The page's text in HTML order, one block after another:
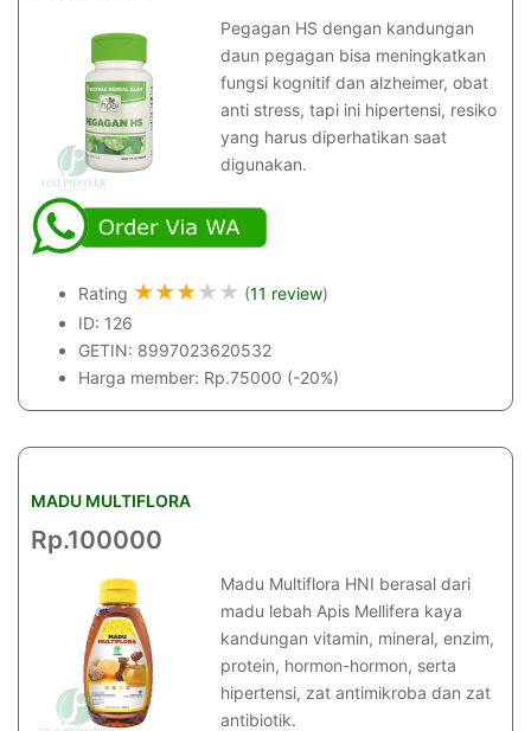
Pegagan HS dengan kandungan
daun pegagan bisa meningkatkan
fungsi kognitif dan alzheimer, obat
anti stress, tapi ini hipertensi, resiko
yang harus diperhatikan saat
digunakan.
Rating ★★★★★ (11 review)
ID: 126
GETIN: 8997023620532
Harga member: Rp.75000 (-20%)
MADU MULTIFLORA
Rp.100000
Madu Multiflora HNI berasal dari
madu lebah Apis Mellifera kaya
kandungan vitamin, mineral, enzim,
protein, hormon-hormon, serta
hipertensi, zat antimikroba dan zat
antibiotik.